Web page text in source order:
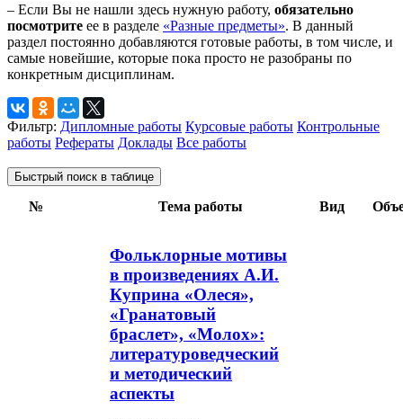
– Если Вы не нашли здесь нужную работу, обязательно
посмотрите ее в разделе «Разные предметы». В данный
раздел постоянно добавляются готовые работы, в том числе, и
самые новейшие, которые пока просто не разобраны по
конкретным дисциплинам.
Фильтр: Дипломные работы Курсовые работы Контрольные
работы Рефераты Доклады Все работы
Быстрый поиск в таблице
№ Тема работы Вид
Фольклорные мотивы
в произведениях А.И.
Куприна «Олеся»,
«Гранатовый
браслет», «Молох»:
литературоведческий
и методический
аспекты